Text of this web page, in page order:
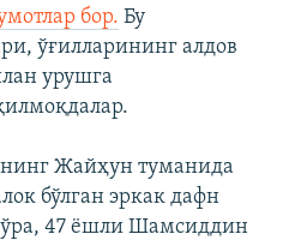
бор. Бу
ўғилларининг алдов
урушга
Жайҳун туманида
бўлган эркак дафн
47 ёшли Шамсиддин